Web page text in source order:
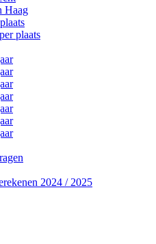
Haag
plaats
2024 / 2025